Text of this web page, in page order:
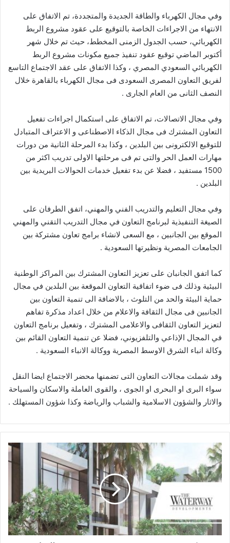
وفي مجال الكهرباء والطاقة الجديدة والمتجددة، تم الاتفاق على
الانتهاء من الاجراءات الخاصة بالتوقيع على عقود مشروع الربط
الكهربائي، حسب الجدول الزمنى المخطط، حيث تم خلال شهر
أكتوبر الماضي توقيع عقود تنفيذ جميع مكونات مشروع الربط
الكهربائي السعودي المصري ، وكذا الاتفاق على عقد الاجتماع التاسع
لفريق التعاون المصرى السعودى فى مجال الكهرباء بالقاهرة خلال
النصف الثانى من العام الجارى .
وفي مجال الاتصالات، تم الاتفاق على استكمال اجراءات تفعيل
التعاون المشترك فى مجال الذكاء الاصطناعى و الاعتراف المتبادل
للتوقيع الالكترونى بين البلدين ، وكذا بدء المرحلة الثانية من دورات
مهارات العمل الحر والتى تم فى مرحلتها الاولى تدريب اكثر من
1500 مستفيد ، فضلا عن بدء تفعيل خدمات الحوالات البريدية بين
البلدين .
وفي مجال التعليم والتدريب الفني والمهني، اتفق الطرفان على
الصيغة التنفيذية لبرنامج التعاون في مجال التدريب التقني والمهني
الموقع بين الجانبين ، مع السعى لانشاء برامج تعاون مشتركة بين
الجامعات المصرية ونظيرتها السعودية .
كما اتفق الجانبان على تعزيز التعاون المشترك بين المراكز الوطنية
البيئية وذلك فى ضوء اتفاقية التعاون الموقعة بين البلدين في مجال
حماية البيئة والحد من التلوث ، بالاضافة الى تنمية التعاون بين
الجانبين فى مجال الثقافة والاعلام من خلال اعداد مذكرة تفاهم
لتعزيز التعاون الثقافى والاعلامى المشترك ، وتفعيل برنامج التعاون
في المجال الإذاعي والتلفزيوني، فضلا عن تنمية التعاون القائم بين
وكالة انباء الشرق الاوسط المصرية ووكالة الانباء السعودية .
وقد شملت مجالات التعاون التى تضمنها محضر الاجتماع ايضا النقل
سواء البرى او البحرى او الجوى ، والقوى العاملة والاسكان والسياحة
والاثار والشؤون الاسلامية والشباب والرياضة وكذا شؤون المستهلك .
شركة
"
The
Waterway
تطلق
احدث
مشروعاتها